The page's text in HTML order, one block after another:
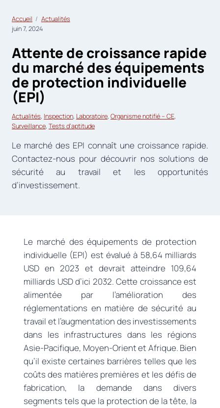
Accueil
Actualités
juin 7, 2024
Attente de croissance rapide
du marché des équipements
de protection individuelle
(EPI)
Actualités, Inspection, Laboratoire, Organisme notifié – CE
Surveillance, Tests d’aptitude
Le marché des EPI connaît une croissance rapide.
Contactez-nous pour découvrir nos solutions de
sécurité au travail et les opportunités
d’investissement.
Le marché des équipements de protection
individuelle (EPI) est évalué à 58,64 milliards
USD en 2023 et devrait atteindre 109,64
milliards USD d’ici 2032. Cette croissance est
alimentée par l’amélioration des
réglementations en matière de sécurité au
travail et l’augmentation des investissements
dans les infrastructures dans les régions
Asie-Pacifique, Moyen-Orient et Afrique. Bien
qu’il existe certaines barrières telles que les
coûts des matières premières et les défis de
fabrication, la demande dans divers
segments tels que la protection de la tête, la